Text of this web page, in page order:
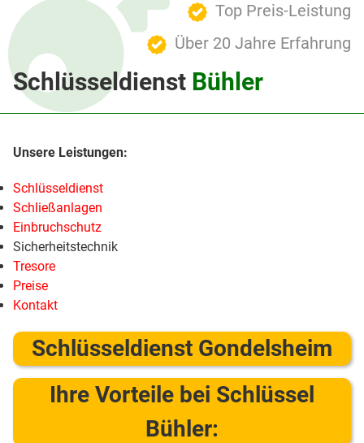
Top Preis-Leistung
Über 20 Jahre Erfahrung
Schlüsseldienst Bühler
Schlüsseldienst
Schließanlagen
Einbruchschutz
Sicherheitstechnik
Tresore
Preise
Kontakt
Schlüsseldienst Gondelsheim
Ihre Vorteile bei Schlüssel
Bühler: